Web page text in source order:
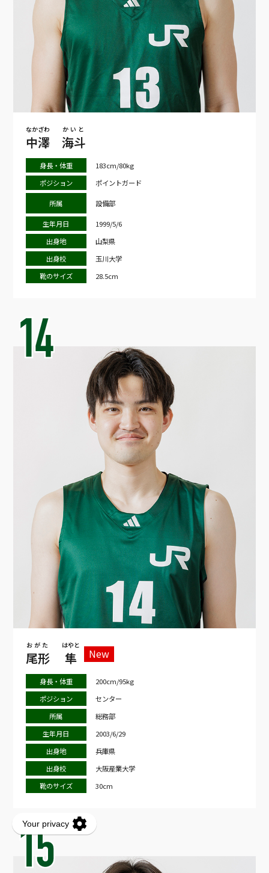
中澤
なかざわ
海斗
かいと
身長・体重
183cm/80kg
ポジション
ポイントガード
所属 設備部
生年月日
1999/5/6
出身地
山梨県
出身校
玉川大学
靴のサイズ
28.5cm
尾形
おがた
隼
はやと
New
身長・体重
200cm/95kg
ポジション
センター
所属
総務部
生年月日
2003/6/29
出身地
兵庫県
出身校
大阪産業大学
靴のサイズ
30cm